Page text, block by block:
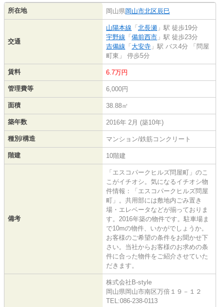
所在地 岡山県岡山市北区辰巳
交通
山陽本線 「 北長瀬 」駅 徒歩19分
宇野線 「 備前西市 」駅 徒歩23分
吉備線 「 大安寺 」駅 バス4分 「問屋
町東」 停歩5分
賃料 6.7万円
管理費等 6,000円
面積 38.88㎡
築年数 2016年 2月 (築10年)
種別/構造 マンション/鉄筋コンクリート
階建 10階建
備考
「エスコパークヒルズ問屋町」のこ
こがイチオシ。気になるイチオシ物
件情報：「エスコパークヒルズ問屋
町」。共用部には敷地内ごみ置き
場・エレベータなどが揃っておりま
す。2016年築の物件です。駐車場ま
で10mの物件、いかがでしょうか。
お客様のご希望の条件をお聞かせ下
さい。当社からお客様のお求めの条
件に合った物件をご紹介させていた
だきます。
株式会社B-style
岡山県岡山市南区万倍１９－１２
TEL:086-238-0113